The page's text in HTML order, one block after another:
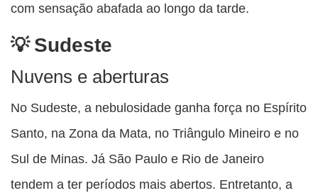
com sensação abafada ao longo da tarde.
Sudeste
Nuvens e aberturas
No Sudeste, a nebulosidade ganha força no Espírito
Santo, na Zona da Mata, no Triângulo Mineiro e no
Sul de Minas. Já São Paulo e Rio de Janeiro
tendem a ter períodos mais abertos. Entretanto, a